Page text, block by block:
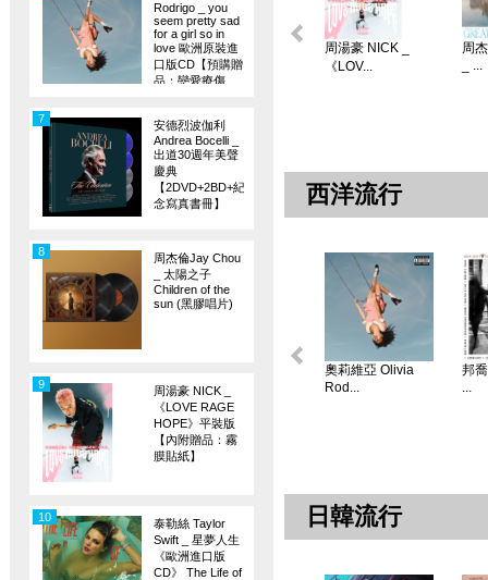
Rodrigo _ you
seem pretty sad
for a girl so in
love 歐洲原裝進
口版CD【預購贈
品：戀愛療傷
安德烈波伽利
Andrea Bocelli _
出道30週年美聲
慶典
【2DVD+2BD+紀
念寫真書冊】
7
周杰倫Jay Chou
_ 太陽之子
Children of the
sun (黑膠唱片)
8
周湯豪 NICK _
《LOVE RAGE
HOPE》平裝版
【內附贈品：霧
膜貼紙】
9
泰勒絲 Taylor
Swift _ 星夢人生
《歐洲進口版
CD》 The Life of
10
周湯豪 NICK _
《LOV...
周
_ ...
西洋流行
奧莉維亞 Olivia
Rod...
邦
...
日韓流行